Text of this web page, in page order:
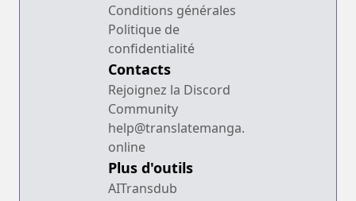
Conditions générales
Politique de
confidentialité
Contacts
Rejoignez la Discord
Community
help@translatemanga.
online
Plus d'outils
AITransdub